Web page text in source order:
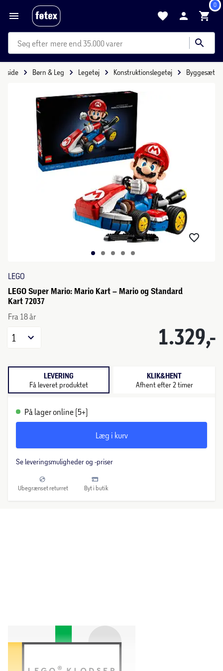
0
mere end 35.000 varer
Børn & Leg Legetøj Konstruktionslegetøj Byggesæt
LEGO
LEGO Super Mario: Mario Kart – Mario og Standard
Kart 72037
Fra 18 år
1.329,-
1
LEVERING
Få leveret produktet
KLIK&HENT
Afhent efter 2 timer
På lager online (5+)
Læg i kurv
Se leveringsmuligheder og -priser
Ubegrænset returret Byt i butik